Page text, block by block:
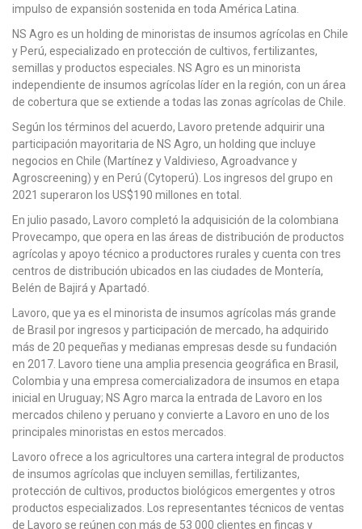
impulso de expansión sostenida en toda América Latina.
NS Agro es un holding de minoristas de insumos agrícolas en Chile
y Perú, especializado en protección de cultivos, fertilizantes,
semillas y productos especiales. NS Agro es un minorista
independiente de insumos agrícolas líder en la región, con un área
de cobertura que se extiende a todas las zonas agrícolas de Chile.
Según los términos del acuerdo, Lavoro pretende adquirir una
participación mayoritaria de NS Agro, un holding que incluye
negocios en Chile (Martínez y Valdivieso, Agroadvance y
Agroscreening) y en Perú (Cytoperú). Los ingresos del grupo en
2021 superaron los US$190 millones en total.
En julio pasado, Lavoro completó la adquisición de la colombiana
Provecampo, que opera en las áreas de distribución de productos
agrícolas y apoyo técnico a productores rurales y cuenta con tres
centros de distribución ubicados en las ciudades de Montería,
Belén de Bajirá y Apartadó.
Lavoro, que ya es el minorista de insumos agrícolas más grande
de Brasil por ingresos y participación de mercado, ha adquirido
más de 20 pequeñas y medianas empresas desde su fundación
en 2017. Lavoro tiene una amplia presencia geográfica en Brasil,
Colombia y una empresa comercializadora de insumos en etapa
inicial en Uruguay; NS Agro marca la entrada de Lavoro en los
mercados chileno y peruano y convierte a Lavoro en uno de los
principales minoristas en estos mercados.
Lavoro ofrece a los agricultores una cartera integral de productos
de insumos agrícolas que incluyen semillas, fertilizantes,
protección de cultivos, productos biológicos emergentes y otros
productos especializados. Los representantes técnicos de ventas
de Lavoro se reúnen con más de 53 000 clientes en fincas y